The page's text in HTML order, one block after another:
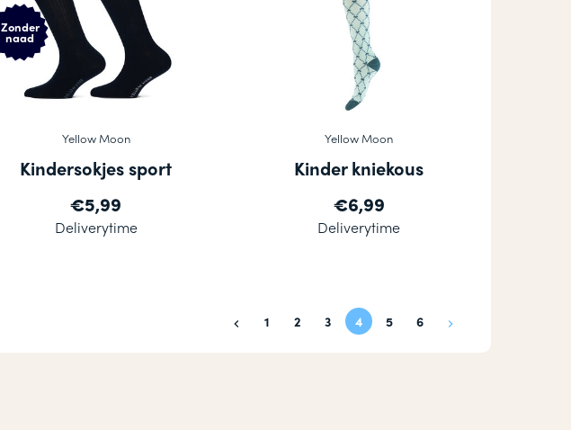
Zonder
naad
Yellow Moon
Kindersokjes sport
€5,99
Deliverytime
Yellow Moon
Kinder kniekous
€6,99
Deliverytime
1 2 3 4 5 6